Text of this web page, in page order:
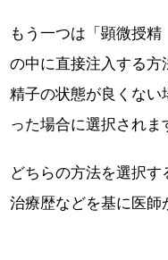
もう一つは「顕微授
の中に直接注入する方
精子の状態が良くな
った場合に選択されま
どちらの方法を選択
治療歴などを基に医師